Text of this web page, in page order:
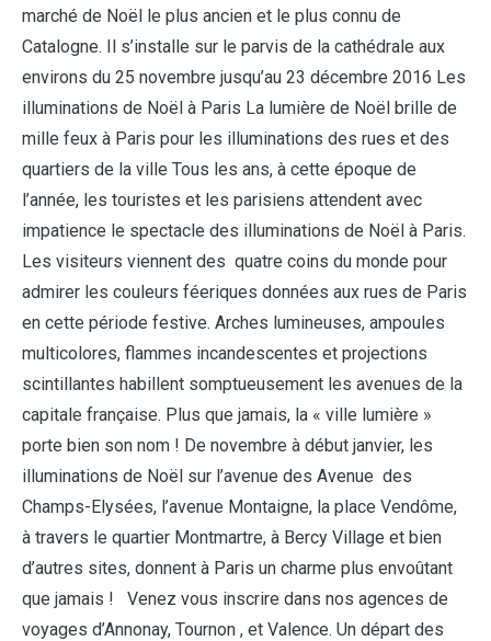
marché de Noël le plus ancien et le plus connu de
Catalogne. Il s’installe sur le parvis de la cathédrale aux
environs du 25 novembre jusqu’au 23 décembre 2016 Les
illuminations de Noël à Paris La lumière de Noël brille de
mille feux à Paris pour les illuminations des rues et des
quartiers de la ville Tous les ans, à cette époque de
l’année, les touristes et les parisiens attendent avec
impatience le spectacle des illuminations de Noël à Paris.
Les visiteurs viennent des quatre coins du monde pour
admirer les couleurs féeriques données aux rues de Paris
en cette période festive. Arches lumineuses, ampoules
multicolores, flammes incandescentes et projections
scintillantes habillent somptueusement les avenues de la
capitale française. Plus que jamais, la « ville lumière »
porte bien son nom ! De novembre à début janvier, les
illuminations de Noël sur l’avenue des Avenue des
Champs-Elysées, l’avenue Montaigne, la place Vendôme,
à travers le quartier Montmartre, à Bercy Village et bien
d’autres sites, donnent à Paris un charme plus envoûtant
que jamais ! Venez vous inscrire dans nos agences de
voyages d’Annonay, Tournon , et Valence. Un départ des